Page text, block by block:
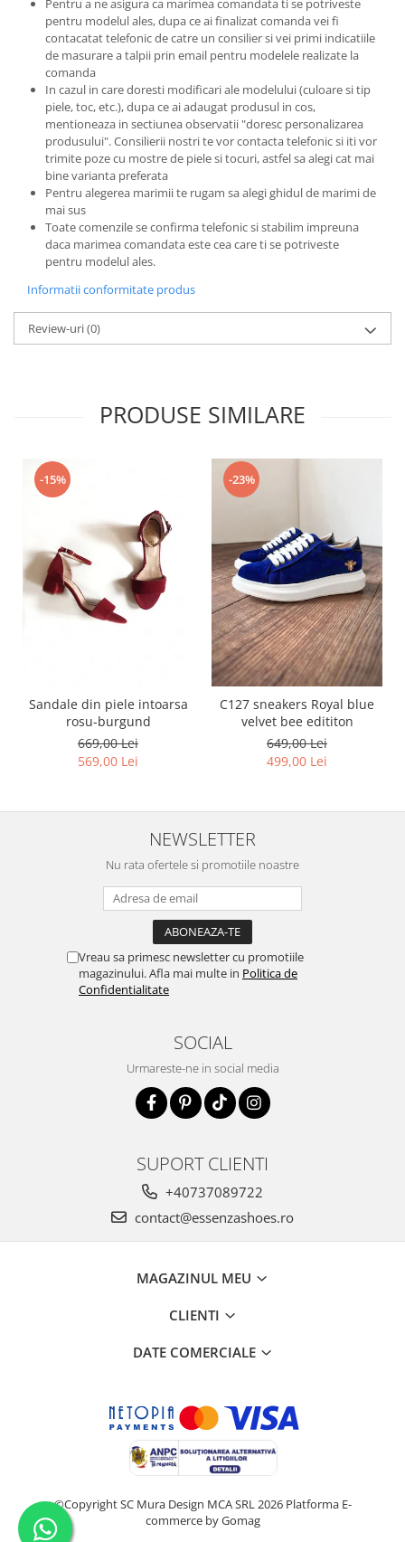
Pentru a ne asigura ca marimea comandata ti se potriveste
pentru modelul ales, dupa ce ai finalizat comanda vei fi
contacatat telefonic de catre un consilier si vei primi indicatiile
de masurare a talpii prin email pentru modelele realizate la
comanda
In cazul in care doresti modificari ale modelului (culoare si tip
piele, toc, etc.), dupa ce ai adaugat produsul in cos,
mentioneaza in sectiunea observatii "doresc personalizarea
produsului". Consilierii nostri te vor contacta telefonic si iti vor
trimite poze cu mostre de piele si tocuri, astfel sa alegi cat mai
bine varianta preferata
Pentru alegerea marimii te rugam sa alegi ghidul de marimi de
mai sus
Toate comenzile se confirma telefonic si stabilim impreuna
daca marimea comandata este cea care ti se potriveste
pentru modelul ales.
Informatii conformitate produs
Review-uri(0)
PRODUSE SIMILARE
-15%
Sandale din piele intoarsa
rosu-burgund
669,00 Lei
569,00 Lei
-23%
C127 sneakers Royal blue
velvet bee edititon
649,00 Lei
499,00 Lei
NEWSLETTER
Nu rata ofertele si promotiile noastre
Vreau sa primesc newsletter cu promotiile
magazinului. Afla mai multe in Politica de
Confidentialitate
SOCIAL
Urmareste-ne in social media
SUPORT CLIENTI
+40737089722
contact@essenzashoes.ro
MAGAZINUL MEU
CLIENTI
DATE COMERCIALE
©Copyright SC Mura Design MCA SRL 2026 Platforma E-
commerce by Gomag